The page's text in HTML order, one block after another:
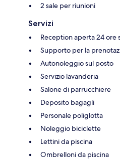
2 sale per riunioni
Servizi
Reception aperta 24 ore
Supporto per la
Autonoleggio sul posto
Servizio lavanderia
Salone di parrucchiere
Deposito bagagli
Personale poliglotta
Noleggio biciclette
Lettini da piscina
Ombrelloni da piscina